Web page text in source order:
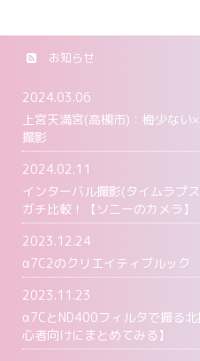
お知らせ
2024.03.06
上宮天満宮(高槻市)：梅少な
撮影
2024.02.11
インターバル撮影(タイムラプ
ガチ比較！【ソニーのカメラ】
2023.12.24
α7C2のクリエイティブルック
2023.11.23
α7CとND400フィルタで撮る
心者向けにまとめてみる】